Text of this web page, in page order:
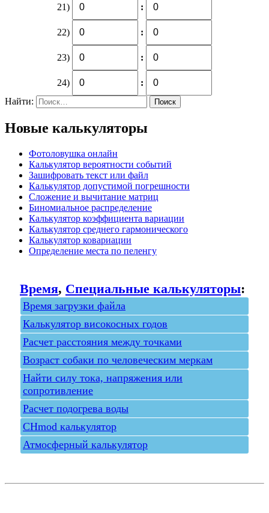
21) :
22) :
23) :
24)
:
Найти:
Новые калькуляторы
Фотоловушка онлайн
Калькулятор вероятности событий
Зашифровать текст или файл
Калькулятор допустимой погрешности
Сложение и вычитание матриц
Биномиальное распределение
Калькулятор коэффициента вариации
Калькулятор среднего гармонического
Калькулятор ковариации
Определение места по пеленгу
Время, Специальные калькуляторы:
Время загрузки файла
Калькулятор високосных годов
Расчет расстояния между точками
Возраст собаки по человеческим меркам
Найти силу тока, напряжения или
сопротивление
Расчет подогрева воды
СHmod калькулятор
Атмосферный калькулятор